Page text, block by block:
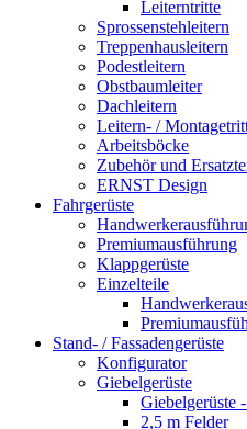
Leiterntritte
Sprossenstehleitern
Treppenhausleitern
Podestleitern
Obstbaumleiter
Dachleitern
Leitern- /
Arbeitsböcke
Zubehör und
ERNST Design
Fahrgerüste
Premiumausführung
Klappgerüste
Einzelteile
Stand- / Fassadengerüste
Konfigurator
Giebelgerüste
Giebelgerüste
2,5 m Felder